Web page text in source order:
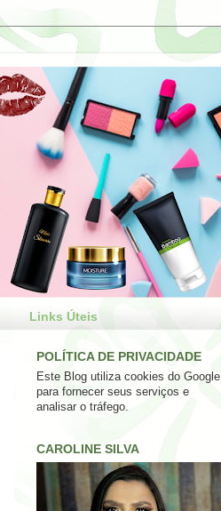
Links Úteis
POLÍTICA DE PRIVACIDADE
Este Blog utiliza cookies do Google
para fornecer seus serviços e
analisar o tráfego.
CAROLINE SILVA